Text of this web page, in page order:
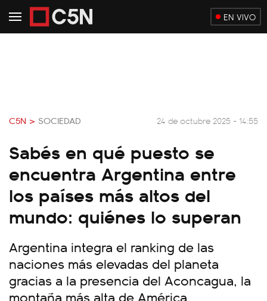
EN VIVO
C5N > SOCIEDAD 24 de octubre 2025 - 14:55
Sabés en qué puesto se
encuentra Argentina entre
los países más altos del
mundo: quiénes lo superan
Argentina integra el ranking de las
naciones más elevadas del planeta
gracias a la presencia del Aconcagua, la
montaña más alta de América.